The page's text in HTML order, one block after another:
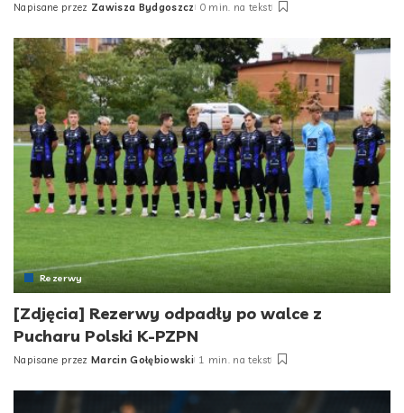
Posted
Napisane przez Zawisza Bydgoszcz 0 min. na tekst
Rezerwy
[Zdjęcia] Rezerwy odpadły po walce z
Pucharu Polski K-PZPN
Posted
Napisane przez Marcin Gołębiowski 1 min. na tekst